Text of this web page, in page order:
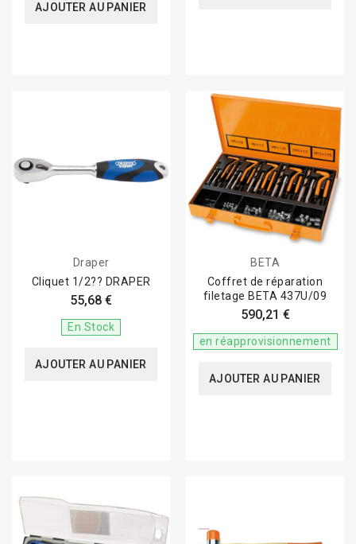
AJOUTER AU PANIER
Draper
Cliquet 1/2?? DRAPER
55,68 €
En Stock
AJOUTER AU PANIER
BETA
Coffret de réparation
filetage BETA 437U/09
590,21 €
en réapprovisionnement
AJOUTER AU PANIER